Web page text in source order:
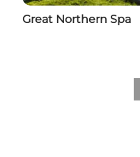
Great Northern Spa